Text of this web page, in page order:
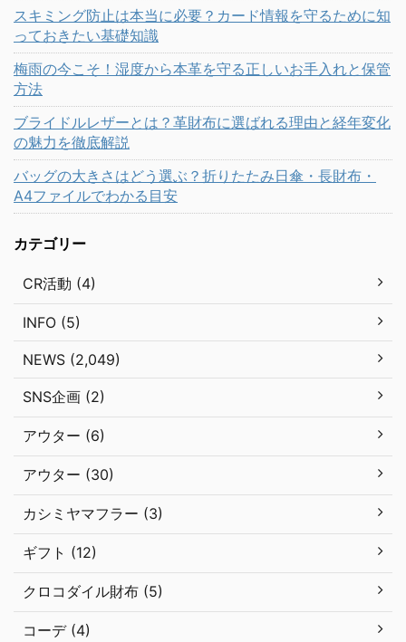
スキミング防止は本当に必要？カード情報を守るために知
っておきたい基礎知識
梅雨の今こそ！湿度から本革を守る正しいお手入れと保管
方法
ブライドルレザーとは？革財布に選ばれる理由と経年変化
の魅力を徹底解説
バッグの大きさはどう選ぶ？折りたたみ日傘・長財布・
A4ファイルでわかる目安
カテゴリー
CR活動 (4)
INFO (5)
NEWS (2,049)
SNS企画 (2)
アウター (6)
アウター (30)
カシミヤマフラー (3)
ギフト (12)
クロコダイル財布 (5)
コーデ (4)